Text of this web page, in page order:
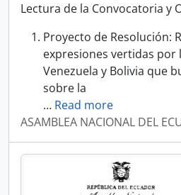
Lectura de la Convocatoria y
Proyecto de Resolución:
expresiones vertidas por
Venezuela y Bolivia que
sobre la
… Read more
ASAMBLEA NACIONAL DEL